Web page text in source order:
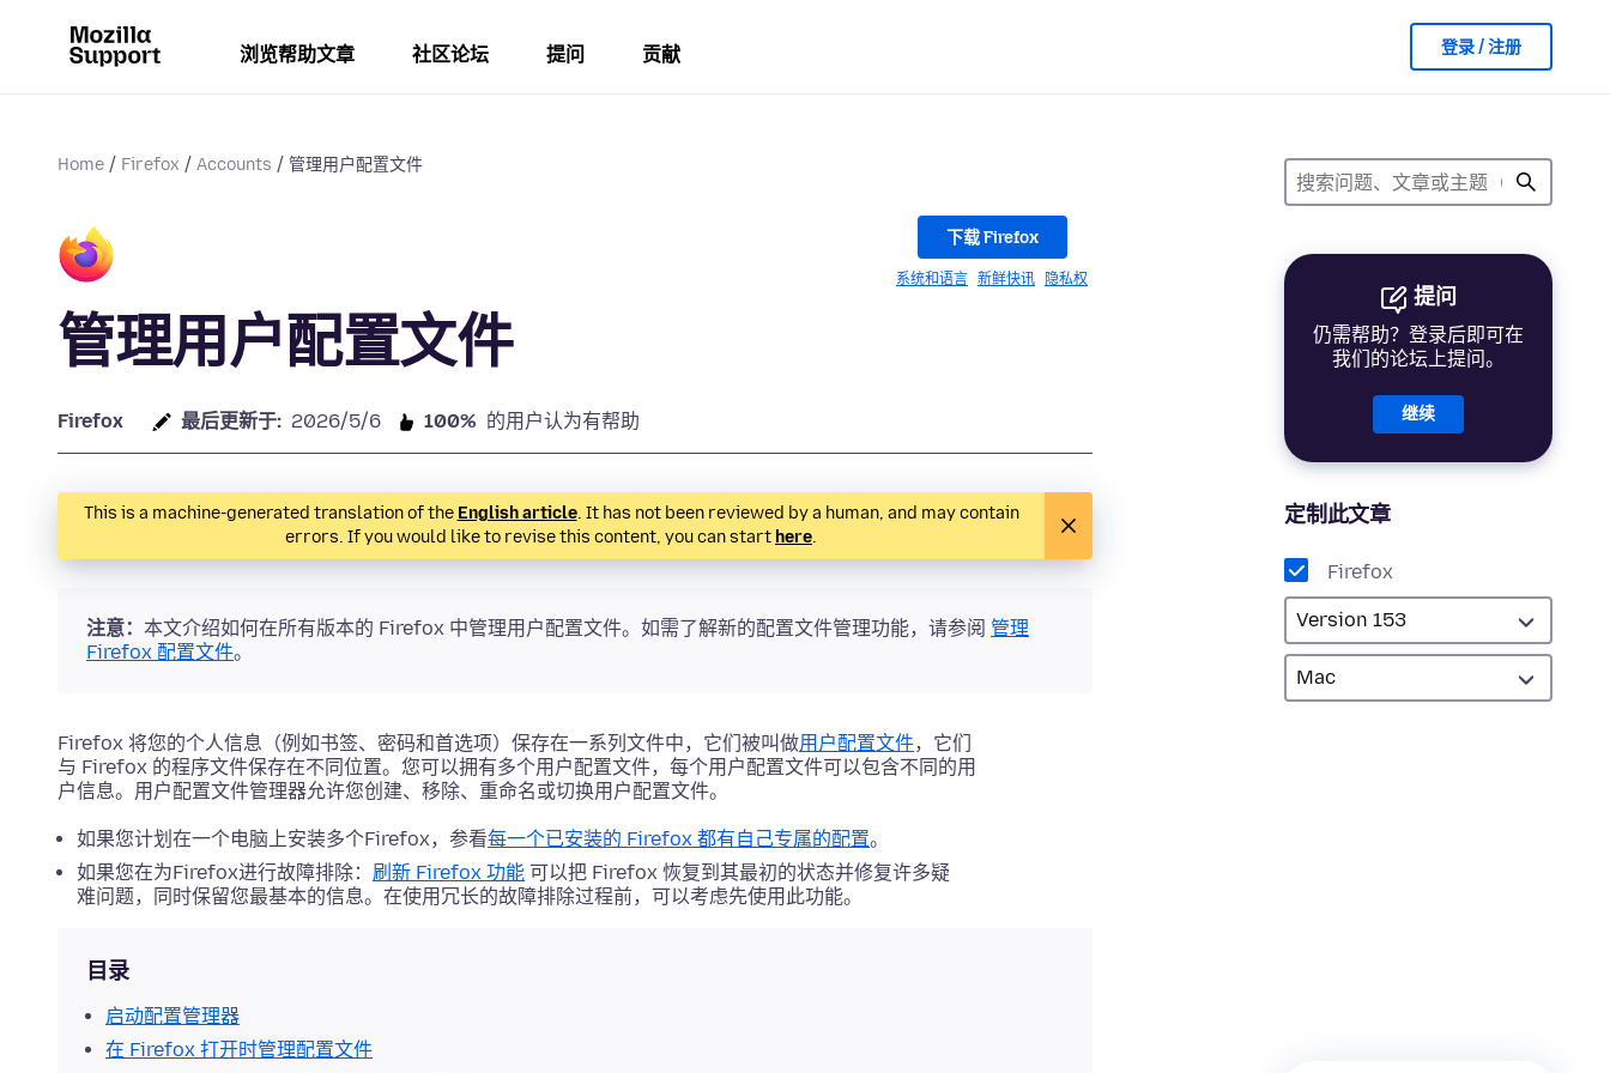
浏览帮助文章 社区论坛 提问 贡献 登录 / 注册
Home Firefox Accounts 管理用户配置文件
提问
仍需帮助？登录后即可在
我们的论坛上提问。
继续
定制此文章
Firefox
下载 Firefox
系统和语言 新鲜快讯 隐私权
管理用户配置文件
Firefox 最后更新于: 2026/5/6 100% 的用户认为有帮助
This is a machine-generated translation of the English article. It has not been reviewed by a human, and may contain
errors. If you would like to revise this content, you can start here.
注意： 本文介绍如何在所有版本的 Firefox 中管理用户配置文件。如需了解新的配置文件管理功能，请参阅 管理
Firefox 配置文件。
Firefox 将您的个人信息（例如书签、密码和首选项）保存在一系列文件中，它们被叫做用户配置文件，它们
与 Firefox 的程序文件保存在不同位置。您可以拥有多个用户配置文件，每个用户配置文件可以包含不同的用
户信息。用户配置文件管理器允许您创建、移除、重命名或切换用户配置文件。
如果您计划在一个电脑上安装多个Firefox，参看每一个已安装的 Firefox 都有自己专属的配置。
如果您在为Firefox进行故障排除： 刷新 Firefox 功能 可以把 Firefox 恢复到其最初的状态并修复许多疑
难问题，同时保留您最基本的信息。在使用冗长的故障排除过程前，可以考虑先使用此功能。
目录
启动配置管理器
在 Firefox 打开时管理配置文件